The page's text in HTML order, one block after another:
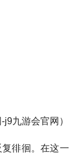
j9九游会官网 ）
徘徊。在这一